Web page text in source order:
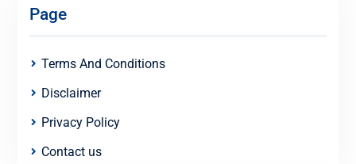
Page
Terms And Conditions
Disclaimer
Privacy Policy
Contact us